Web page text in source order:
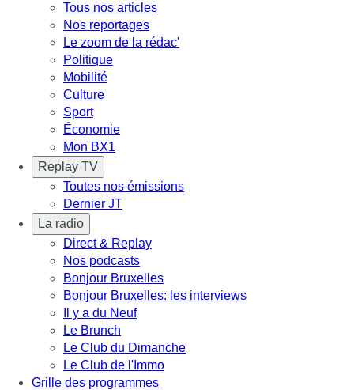
Tous nos articles
Nos reportages
Le zoom de la rédac'
Politique
Mobilité
Culture
Sport
Économie
Mon BX1
Replay TV
Toutes nos émissions
Dernier JT
La radio
Direct & Replay
Nos podcasts
Bonjour Bruxelles
Bonjour Bruxelles: les interviews
Il y a du Neuf
Le Brunch
Le Club du Dimanche
Le Club de l'Immo
Grille des programmes